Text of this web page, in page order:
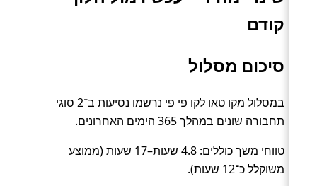
קודם
סיכום מסלול
במסלול מקו טאו לקו פי פי נרשמו נסיעות ב־2 סוגי
תחבורה שונים במהלך 365 הימים האחרונים.
טווחי משך כוללים: 4.8 שעות–17 שעות (ממוצע
משוקלל כ־12 שעות).